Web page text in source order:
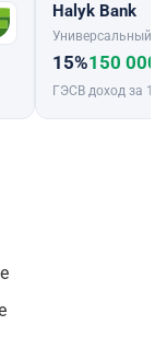
Halyk Bank
Универсальный
15%
ГЭСВ
150
доход за